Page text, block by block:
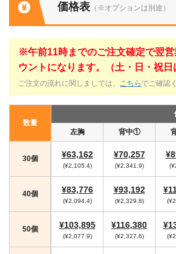
価格表 （※オプションは別途）
※午前11時までのご注文確定で翌
ウントになります。（土・日・祝日
ご注文の流れに関しましては、 こちら でご確認
数量
左胸 背中①
30個 ¥63,162
(¥2,105.4)
¥70,257
(¥2,341.9)
40個 ¥83,776
(¥2,094.4)
¥93,192
(¥2,329.8)
50個 ¥103,895
(¥2,077.9)
¥116,380
(¥2,327.6)